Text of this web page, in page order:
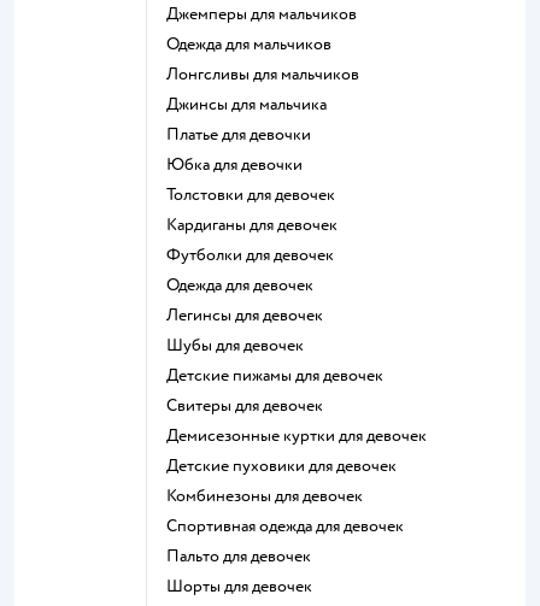
Джемперы для мальчиков
Одежда для мальчиков
Лонгсливы для мальчиков
Джинсы для мальчика
Платье для девочки
Юбка для девочки
Толстовки для девочек
Кардиганы для девочек
Футболки для девочек
Одежда для девочек
Легинсы для девочек
Шубы для девочек
Детские пижамы для девочек
Свитеры для девочек
Демисезонные куртки для девочек
Детские пуховики для девочек
Комбинезоны для девочек
Спортивная одежда для девочек
Пальто для девочек
Шорты для девочек